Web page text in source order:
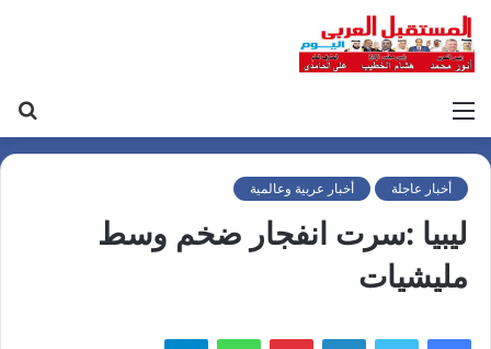
أخبار عاجلة أخبار عربية وعالمية
ليبيا :سرت انفجار ضخم وسط
مليشيات
لينكدإن بينتيريست واتساب